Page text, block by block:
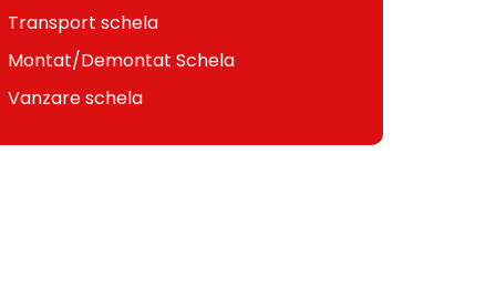
Transport schela
Montat/Demontat Schela
Vanzare schela